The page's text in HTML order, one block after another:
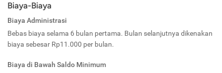
Biaya-Biaya
Biaya Administrasi
Bebas biaya selama 6 bulan pertama. Bulan selanjutnya dikenakan
biaya sebesar Rp11.000 per bulan.
Biaya di Bawah Saldo Minimum